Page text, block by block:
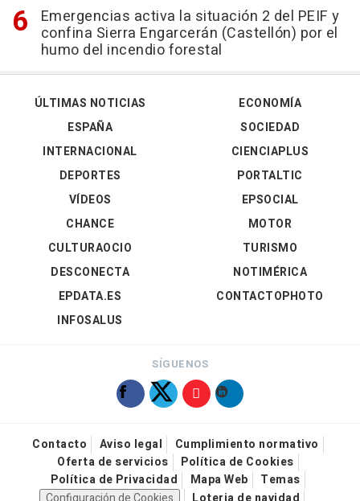
Emergencias activa la situación 2 del PEIF y
confina Sierra Engarcerán (Castellón) por el
humo del incendio forestal
ÚLTIMAS NOTICIAS
ESPAÑA
INTERNACIONAL
DEPORTES
VÍDEOS
ECONOMÍA
SOCIEDAD
CIENCIAPLUS
PORTALTIC
EPSOCIAL
CHANCE
CULTURAOCIO
DESCONECTA
EPDATA.ES
INFOSALUS
MOTOR
TURISMO
NOTIMÉRICA
CONTACTOPHOTO
SÍGUENOS
Contacto Aviso legal
Cumplimiento normativo
Oferta de servicios
Política de Cookies
Política de Privacidad
Mapa Web
Temas